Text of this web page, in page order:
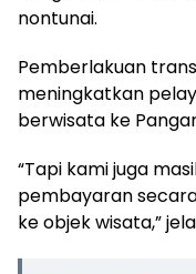
nontunai.
Pemberlakuan
meningkatkan
berwisata ke
“Tapi kami juga
pembayaran
ke objek wisata,”